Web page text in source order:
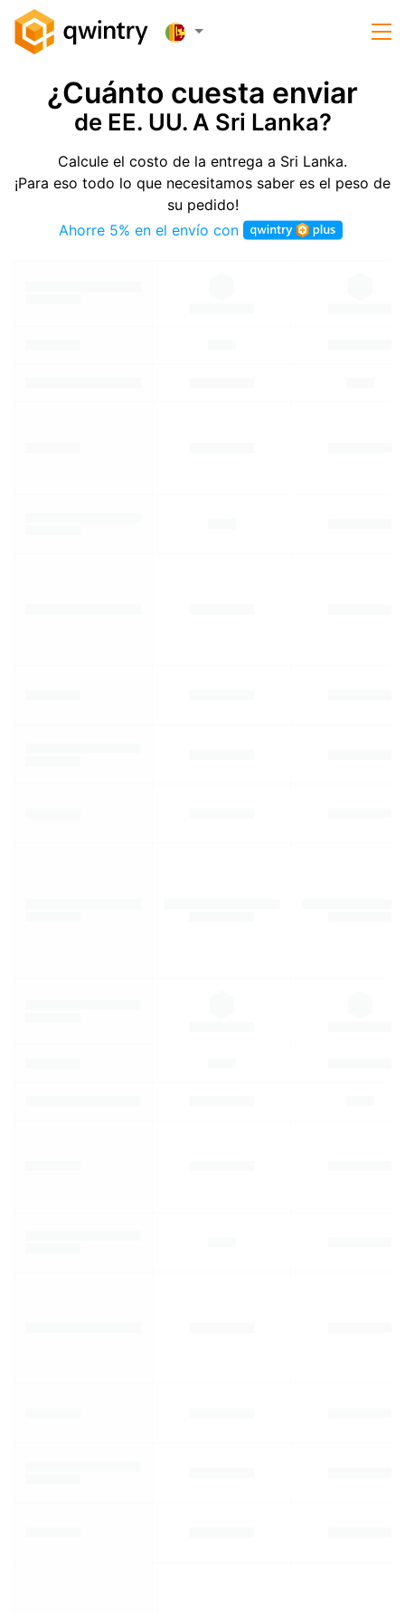
¿Cuánto cuesta enviar
de EE. UU. A Sri Lanka?
Calcule el costo de la entrega a Sri Lanka.
¡Para eso todo lo que necesitamos saber es el peso de
su pedido!
Ahorre 5% en el envío con